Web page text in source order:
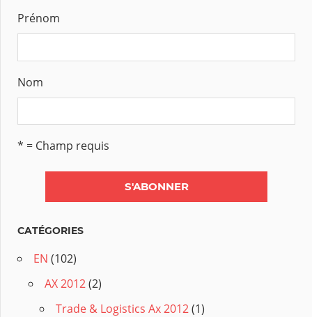
Prénom
Nom
* = Champ requis
CATÉGORIES
EN (102)
AX 2012(2)
Trade & Logistics Ax 2012(1)